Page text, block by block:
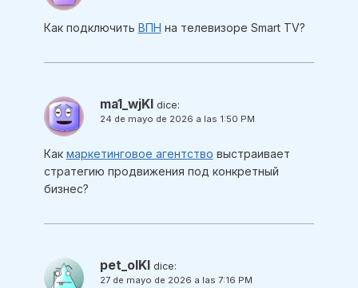
Как подключить ВПН на телевизоре Smart TV?
ma1_wjKl dice:
24 de mayo de 2026 a las 1:50 PM
Как маркетинговое агентство выстраивает
стратегию продвижения под конкретный
бизнес?
pet_olKl dice:
27 de mayo de 2026 a las 7:16 PM